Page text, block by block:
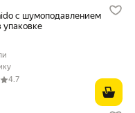
с шумоподавлением
упаковке
Пэй 12995 ₽ вместо
5
4.7